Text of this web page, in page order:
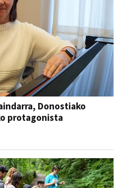
Donostiako
protagonista